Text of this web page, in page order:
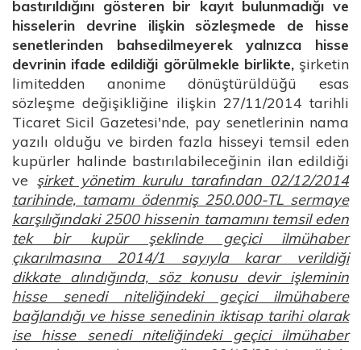
bastırıldığını gösteren bir kayıt bulunmadığı ve
hisselerin devrine ilişkin sözleşmede de hisse
senetlerinden bahsedilmeyerek yalnızca hisse
devrinin ifade edildiği görülmekle birlikte,şirketin
limitedden anonime dönüştürüldüğü esas
sözleşme değişikliğine ilişkin 27/11/2014 tarihli
Ticaret Sicil Gazetesi'nde, pay senetlerinin nama
yazılı olduğu ve birden fazla hisseyi temsil eden
kupürler halinde bastırılabileceğinin ilan edildiği
ve şirket yönetim kurulu tarafından 02/12/2014
tarihinde, tamamı ödenmiş 250.000-TL sermaye
karşılığındaki 2500 hissenin tamamını temsil eden
tek bir kupür şeklinde geçici ilmühaber
çıkarılmasına 2014/1 sayıyla karar verildiği
dikkate alındığında, söz konusu devir işleminin
hisse senedi niteliğindeki geçici ilmühabere
bağlandığı ve hisse senedinin iktisap tarihi olarak
ise hisse senedi niteliğindeki geçici ilmühaber